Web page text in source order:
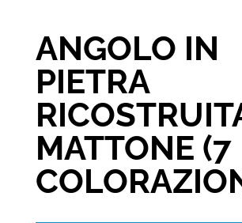
ANGOLO IN
PIETRA
MATTONE (7